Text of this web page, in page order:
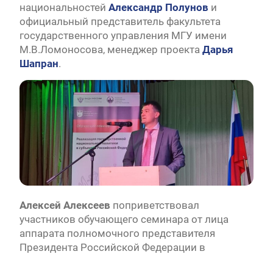
национальностей Александр Полунов и
официальный представитель факультета
государственного управления МГУ имени
М.В.Ломоносова, менеджер проекта Дарья
Шапран.
Алексей Алексеев поприветствовал
участников обучающего семинара от лица
аппарата полномочного представителя
Президента Российской Федерации в